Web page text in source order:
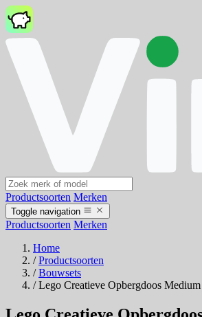
Productsoorten Merken
Toggle navigation
Productsoorten Merken
Home
/ Productsoorten
/ Bouwsets
/ Lego Creatieve Opbergdoos